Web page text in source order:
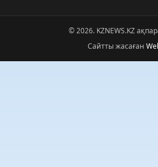
© 2026. KZNEWS.KZ
Сайтты жасаған